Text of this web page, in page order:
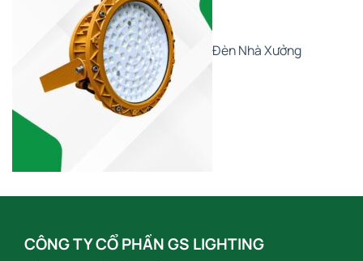
Đèn Nhà Xưởng
CÔNG TY CỔ PHẦN GS LIGHTING